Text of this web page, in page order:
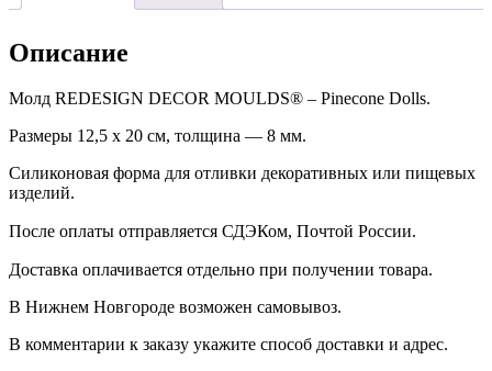
Описание
Молд REDESIGN DECOR MOULDS® – Pinecone Dolls.
Размеры 12,5 х 20 см, толщина — 8 мм.
Силиконовая форма для отливки декоративных или пищевых
изделий.
После оплаты отправляется СДЭКом, Почтой России. ⠀
Доставка оплачивается отдельно при получении товара. ⠀
В Нижнем Новгороде возможен самовывоз.
В комментарии к заказу укажите способ доставки и адрес.